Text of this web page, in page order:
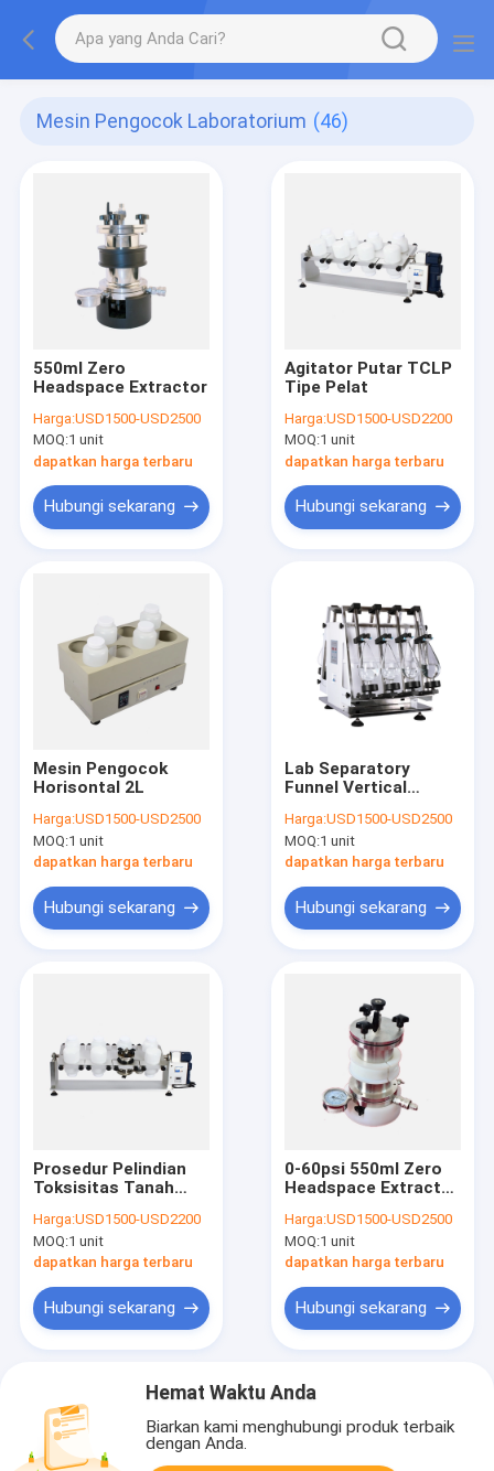
Mesin Pengocok Laboratorium (46)
550ml Zero
Headspace Extractor
Harga:USD1500-USD2500
MOQ:1 unit
dapatkan harga terbaru
Hubungi sekarang
Agitator Putar TCLP
Tipe Pelat
Harga:USD1500-USD2200
MOQ:1 unit
dapatkan harga terbaru
Hubungi sekarang
Mesin Pengocok
Horisontal 2L
Harga:USD1500-USD2500
MOQ:1 unit
dapatkan harga terbaru
Hubungi sekarang
Lab Separatory
Funnel Vertical
Produsen Mesin
Ekstraksi Cairan Cair
Harga:USD1500-USD2500
MOQ:1 unit
dapatkan harga terbaru
Hubungi sekarang
Prosedur Pelindian
Toksisitas Tanah
Pengujian Rotary
Agitator untuk Uji
TCLP
Harga:USD1500-USD2200
MOQ:1 unit
dapatkan harga terbaru
Hubungi sekarang
0-60psi 550ml Zero
Headspace Extractor
Harga:USD1500-USD2500
MOQ:1 unit
dapatkan harga terbaru
Hubungi sekarang
Hemat Waktu Anda
Biarkan kami menghubungi produk terbaik
dengan Anda.